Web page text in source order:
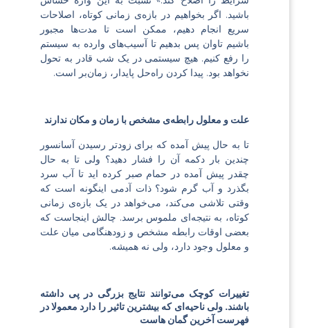
باشید. اگر بخواهیم در بازه‌ی زمانی کوتاه، اصلاحات
سریع انجام دهیم، ممکن است تا مدت‌ها مجبور
باشیم تاوان پس بدهیم تا آسیب‌های وارده به سیستم
را رفع کنیم. هیچ سیستمی در یک شب قادر به تحول
نخواهد بود. پیدا کردن راه‌حل پایدار، زمان‌بر است.
علت و معلول رابطه‌ی مشخص با زمان و مکان ندارند
تا به حال پیش آمده که برای زودتر رسیدن آسانسور
چندین بار دکمه آن را فشار دهید؟ ولی تا به حال
چقدر پیش آمده در حمام صبر کرده اید تا آب سرد
بگذرد و آب گرم شود؟ ذات آدمی اینگونه است که
وقتی تلاشی می‌کند، می‌خواهد در یک بازه‌ی زمانی
کوتاه، به نتیجه‌ای ملموس برسد. چالش اینجاست که
بعضی اوقات رابطه مشخص و زودهنگامی میان علت
و معلول وجود دارد، ولی نه همیشه.
تغییرات کوچک می‌توانند نتایج بزرگی در پی داشته
باشند. ولی ناحیه‌ای که بیشترین تاثیر را دارد معمولا در
فهرست آخرین گمان هاست